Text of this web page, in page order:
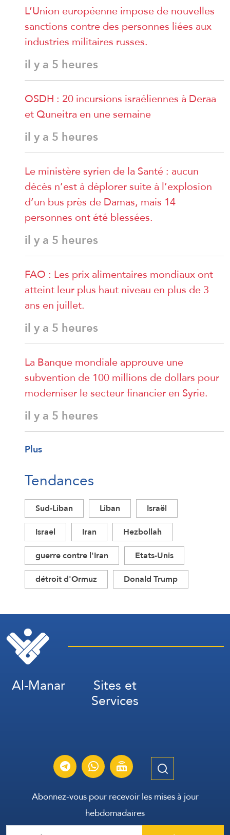
L’Union européenne impose de nouvelles
sanctions contre des personnes liées aux
industries militaires russes.
il y a 5 heures
OSDH : 20 incursions israéliennes à Deraa
et Quneitra en une semaine
il y a 5 heures
Le ministère syrien de la Santé : aucun
décès n’est à déplorer suite à l’explosion
d’un bus près de Damas, mais 14
personnes ont été blessées.
il y a 5 heures
FAO : Les prix alimentaires mondiaux ont
atteint leur plus haut niveau en plus de 3
ans en juillet.
il y a 5 heures
La Banque mondiale approuve une
subvention de 100 millions de dollars pour
moderniser le secteur financier en Syrie.
il y a 5 heures
Plus
Tendances
Sud-Liban Liban
Israël
Israel
Iran
Hezbollah
guerre contre l'Iran
Etats-Unis
détroit d'Ormuz
Donald Trump
Al-Manar Sites et
Services
Abonnez-vous pour recevoir les mises à jour
hebdomadaires